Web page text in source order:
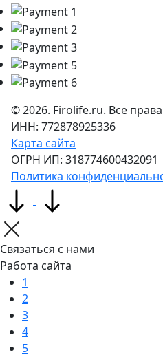
©2026. Firolife.ru. Все
ИНН: 772878925336
Карта сайта
ОГРН ИП: 318774600432091
Политика
Связаться с нами
Работа сайта
1
2
3
4
5